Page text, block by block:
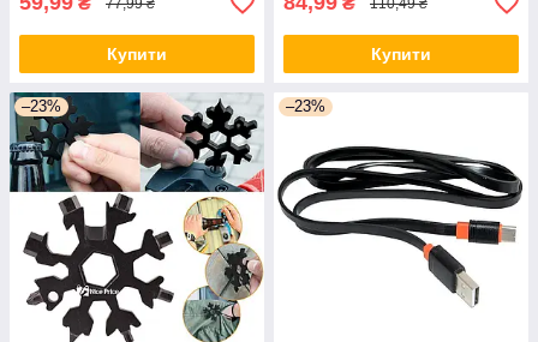
Купити Купити
–23% –23%